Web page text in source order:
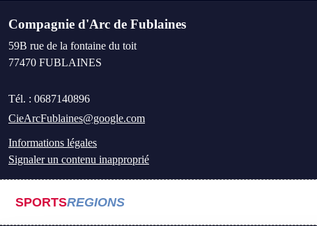
Compagnie d'Arc de Fublaines
59B rue de la fontaine du toit
77470 FUBLAINES
Tél. : 0687140896
CieArcFublaines@google.com
Informations légales
Signaler un contenu inapproprié
SPORTSREGIONS